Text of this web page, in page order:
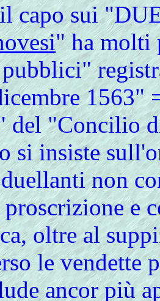
capo sui
" ha molti
1563"
del "Concilio
si insiste
non
e
oltre al
le vendette
ancor più